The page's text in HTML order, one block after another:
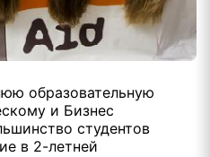
образовательную
и Бизнес
студентов
в 2-летней